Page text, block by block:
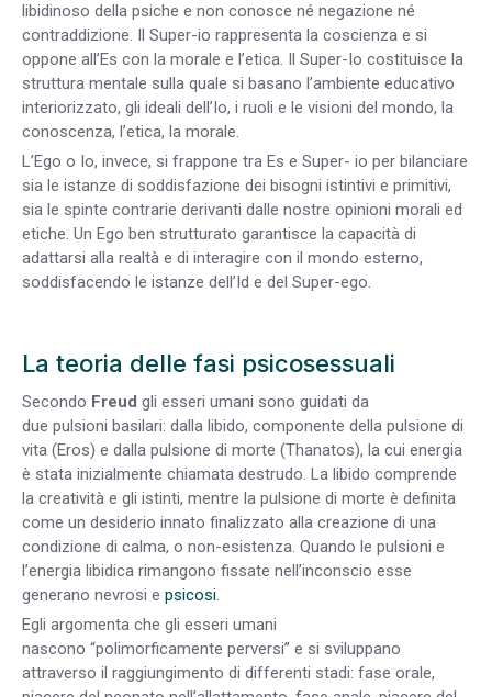
libidinoso della psiche e non conosce né negazione né
contraddizione. Il Super-io rappresenta la coscienza e si
oppone all’Es con la morale e l’etica. Il Super-Io costituisce la
struttura mentale sulla quale si basano l’ambiente educativo
interiorizzato, gli ideali dell’Io, i ruoli e le visioni del mondo, la
conoscenza, l’etica, la morale.
L’Ego o Io, invece, si frappone tra Es e Super- io per bilanciare
sia le istanze di soddisfazione dei bisogni istintivi e primitivi,
sia le spinte contrarie derivanti dalle nostre opinioni morali ed
etiche. Un Ego ben strutturato garantisce la capacità di
adattarsi alla realtà e di interagire con il mondo esterno,
soddisfacendo le istanze dell’Id e del Super-ego.
La teoria delle fasi psicosessuali
Secondo Freud gli esseri umani sono guidati da
due pulsioni basilari: dalla libido, componente della pulsione di
vita (Eros) e dalla pulsione di morte (Thanatos), la cui energia
è stata inizialmente chiamata destrudo. La libido comprende
la creatività e gli istinti, mentre la pulsione di morte è definita
come un desiderio innato finalizzato alla creazione di una
condizione di calma, o non-esistenza. Quando le pulsioni e
l’energia libidica rimangono fissate nell’inconscio esse
generano nevrosi e psicosi.
Egli argomenta che gli esseri umani
nascono “polimorficamente perversi” e si sviluppano
attraverso il raggiungimento di differenti stadi: fase orale,